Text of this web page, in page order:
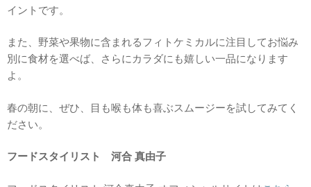
イントです。
また、野菜や果物に含まれるフィトケミカルに注目してお悩み
別に食材を選べば、さらにカラダにも嬉しい一品になります
よ。
春の朝に、ぜひ、目も喉も体も喜ぶスムージーを試してみてく
ださい。
フードスタイリスト 河合 真由子